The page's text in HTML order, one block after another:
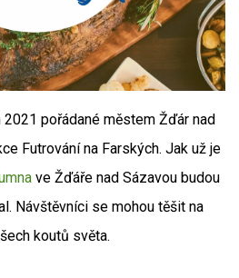
pořádané městem Žďár nad
Futrování na Farských. Jak už je
ve Žďáře nad Sázavou budou
Návštěvníci se mohou těšit na
koutů světa.